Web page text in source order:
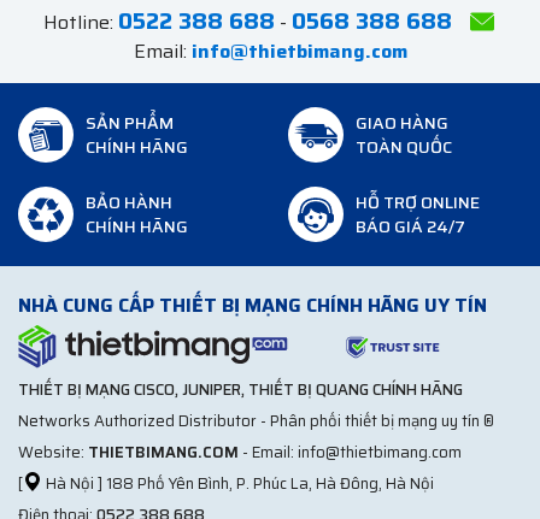
Hotline: 0522 388 688 - 0568 388 688
Email: info@thietbimang.com
SẢN PHẨM
CHÍNH HÃNG
GIAO HÀNG
TOÀN QUỐC
BẢO HÀNH
CHÍNH HÃNG
HỖ TRỢ ONLINE
BÁO GIÁ 24/7
NHÀ CUNG CẤP THIẾT BỊ MẠNG CHÍNH HÃNG UY TÍN
THIẾT BỊ MẠNG CISCO, JUNIPER, THIẾT BỊ QUANG CHÍNH HÃNG
Networks Authorized Distributor - Phân phối thiết bị mạng uy tín ®
Website: THIETBIMANG.COM - Email: info@thietbimang.com
[
Hà Nội ] 188 Phố Yên Bình, P. Phúc La, Hà Đông, Hà Nội